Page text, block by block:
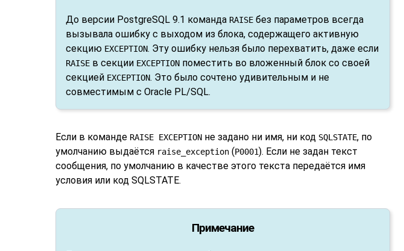
До версии PostgreSQL 9.1 команда RAISE без параметров всегда
вызывала ошибку с выходом из блока, содержащего активную
секцию EXCEPTION. Эту ошибку нельзя было перехватить, даже если
RAISE в секции EXCEPTION поместить во вложенный блок со своей
секцией EXCEPTION. Это было сочтено удивительным и не
совместимым с Oracle PL/SQL.
Если в команде RAISE EXCEPTION не задано ни имя, ни код SQLSTATE, по
умолчанию выдаётся raise_exception (P0001). Если не задан текст
сообщения, по умолчанию в качестве этого текста передаётся имя
условия или код SQLSTATE.
Примечание